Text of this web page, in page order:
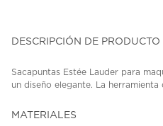
DESCRIPCIÓN DE PRODUCTO
Sacapuntas Estée Lauder para
un diseño elegante. La
MATERIALES